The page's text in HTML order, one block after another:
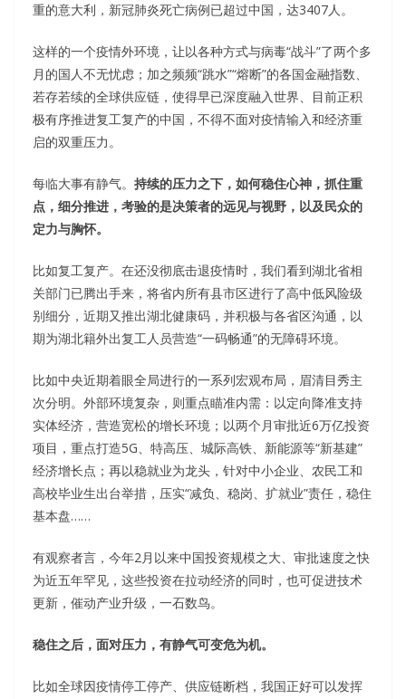
重的意大利，新冠肺炎死亡病例已超过中国，达3407人。
这样的一个疫情外环境，让以各种方式与病毒“战斗”了两个多
月的国人不无忧虑；加之频频“跳水”“熔断”的各国金融指数、
若存若续的全球供应链，使得早已深度融入世界、目前正积
极有序推进复工复产的中国，不得不面对疫情输入和经济重
启的双重压力。
每临大事有静气。 持续的压力之下，如何稳住心神，抓住重
点，细分推进，考验的是决策者的远见与视野，以及民众的
定力与胸怀。
比如复工复产。在还没彻底击退疫情时，我们看到湖北省相
关部门已腾出手来，将省内所有县市区进行了高中低风险级
别细分，近期又推出湖北健康码，并积极与各省区沟通，以
期为湖北籍外出复工人员营造“一码畅通”的无障碍环境。
比如中央近期着眼全局进行的一系列宏观布局，眉清目秀主
次分明。外部环境复杂，则重点瞄准内需：以定向降准支持
实体经济，营造宽松的增长环境；以两个月审批近6万亿投资
项目，重点打造5G、特高压、城际高铁、新能源等“新基建”
经济增长点；再以稳就业为龙头，针对中小企业、农民工和
高校毕业生出台举措，压实“减负、稳岗、扩就业”责任，稳住
基本盘……
有观察者言，今年2月以来中国投资规模之大、审批速度之快
为近五年罕见，这些投资在拉动经济的同时，也可促进技术
更新，催动产业升级，一石数鸟。
稳住之后，面对压力，有静气可变危为机。
比如全球因疫情停工停产、供应链断档，我国正好可以发挥